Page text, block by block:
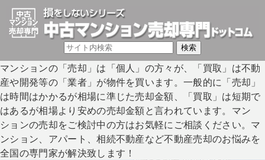
マンションの「売却」は「個人」の方々が、「買取」は不動
産や開発等の「業者」が物件を買います。一般的に「売却」
は時間はかかるが相場に準じた売却金額、「買取」は短期で
はあるが相場より安めの売却金額と言われています。マン
ションの売却をご検討中の方はお気軽にご相談ください。マ
ンション、アパート、相続不動産など不動産売却のお悩みを
全国の専門家が解決致します！